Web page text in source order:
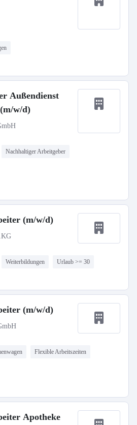
Außendienst
w/d)
Nachhaltiger Arbeitgeber
(m/w/d)
Weiterbildungen Urlaub >= 30
(m/w/d)
Flexible Arbeitszeiten
Apotheke